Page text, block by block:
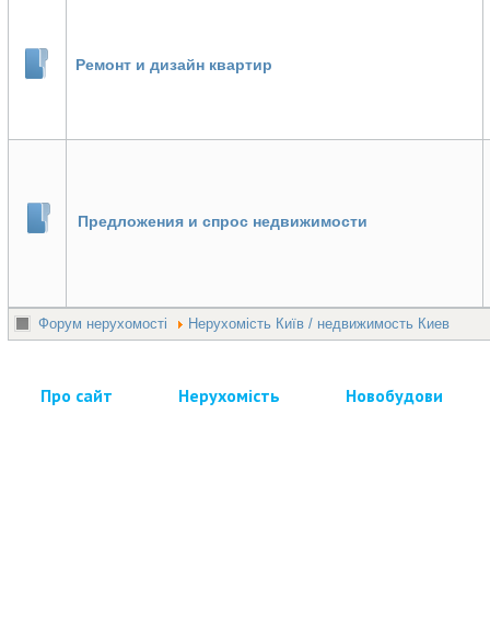
Ремонт и дизайн квартир
Предложения и спрос недвижимости
Форум нерухомості Нерухомість Київ / недвижимость Киев
Про сайт Нерухомість Новобудови